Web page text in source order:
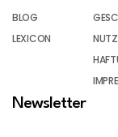
BLOG
LEXICON
Newsletter